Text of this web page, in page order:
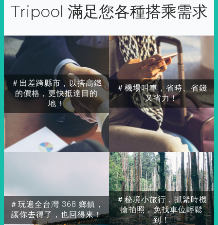
Tripool 滿足您各種搭乘需求
＃出差跨縣市，以搭高鐵
的價格，更快抵達目的
地！
＃玩遍全台灣 368 鄉鎮，
讓你去得了，也回得來！
＃秘境小旅行，抓緊時機
搶拍照，免找車位輕鬆
到！
＃機場叫車，省時、省錢
又省力！